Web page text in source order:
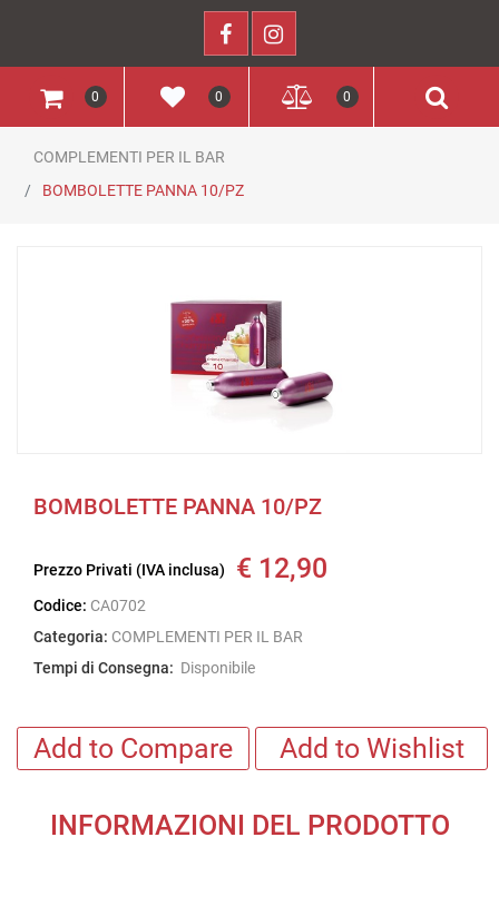
0 0 0
COMPLEMENTI PER IL BAR
BOMBOLETTE PANNA 10/PZ
BOMBOLETTE PANNA 10/PZ
Prezzo Privati (IVA inclusa) € 12,90
Codice: CA0702
Categoria: COMPLEMENTI PER IL BAR
Tempi di Consegna: Disponibile
Add to Compare Add to Wishlist
INFORMAZIONI DEL PRODOTTO